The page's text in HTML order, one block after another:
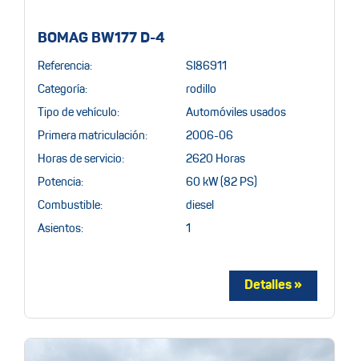
BOMAG BW177 D-4
Referencia: SI86911
Categoría: rodillo
Tipo de vehículo: Automóviles usados
Primera matriculación: 2006-06
Horas de servicio: 2620 Horas
Potencia: 60 kW (82 PS)
Combustible: diesel
Asientos: 1